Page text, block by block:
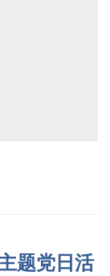
题党日活